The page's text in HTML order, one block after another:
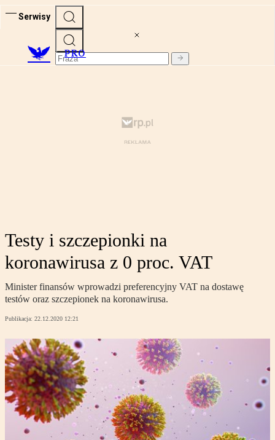
Serwisy
PRO
Testy i szczepionki na
koronawirusa z 0 proc. VAT
Minister finansów wprowadzi preferencyjny VAT na dostawę
testów oraz szczepionek na koronawirusa.
Publikacja: 22.12.2020 12:21